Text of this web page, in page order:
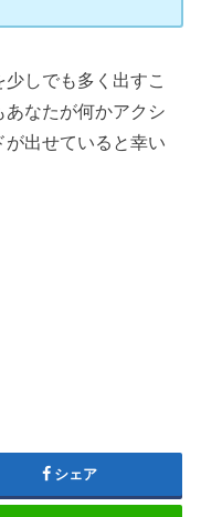
しでも多く出すこ
なたが何かアクシ
が出せていると幸い
シェア